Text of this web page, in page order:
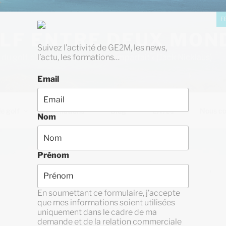
ENTRE DEUX
golf, c’est d’accepter d’être imparfait » (Jack Nicklaus)
golf Formations Blog Livres Nous
Suivez l’activité de GE2M, les news,
l’actu, les formations…
Email
Nom
Prénom
En soumettant ce formulaire, j’accepte
que mes informations soient utilisées
uniquement dans le cadre de ma
demande et de la relation commerciale